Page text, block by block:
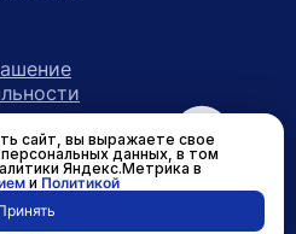
на главную
16+
на страницу в Вконтакте
ссылка на страницу в
ссылка на канал в
в
сайт, вы выражаете свое
данных, в том
Яндекс.Метрика в
и Политикой